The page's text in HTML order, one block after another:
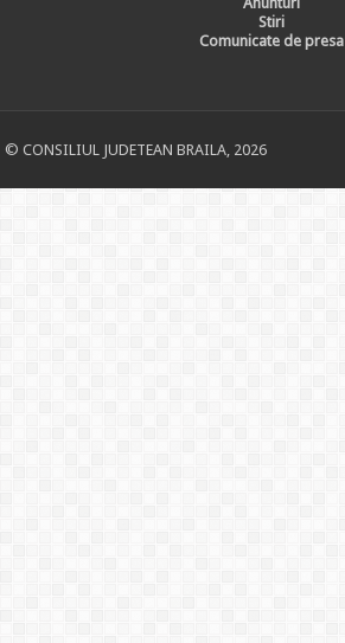
Stiri
Comunicate de presa
© CONSILIUL JUDETEAN BRAILA, 2026